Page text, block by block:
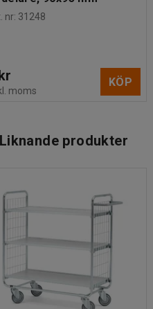
nr: 31248
moms
KÖP
Liknande produkter